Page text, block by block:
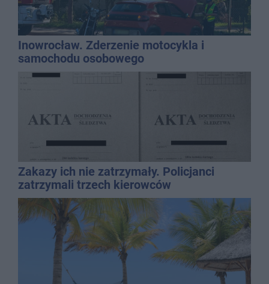
Inowrocław. Zderzenie motocykla i
samochodu osobowego
Zakazy ich nie zatrzymały. Policjanci
zatrzymali trzech kierowców